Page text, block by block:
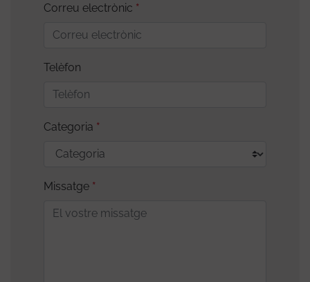
Correu electrònic
Telèfon
Categoria
Missatge